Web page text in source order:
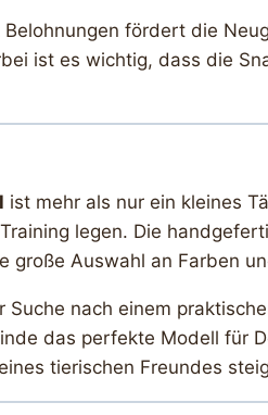
Belohnungen fördert die
ist es wichtig, dass die
ist mehr als nur ein kleines
legen. Die
große Auswahl an Farben
Suche nach einem
das perfekte Modell für
tierischen Freundes